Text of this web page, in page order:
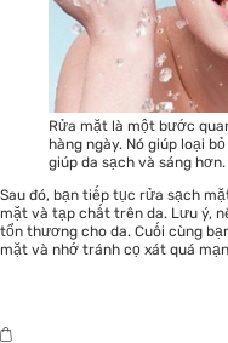
Rửa mặt là một bước
hàng ngày. Nó giúp loại
giúp da sạch và sáng hơn.
Sau đó, bạn tiếp tục rửa sạch
mặt và tạp chất trên da. Lưu ý,
tổn thương cho da. Cuối cùng
mặt và nhớ tránh cọ xát quá